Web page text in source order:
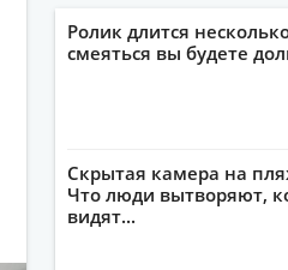
Ролик длится
смеяться вы будете
Скрытая камера на
Что люди вытворяют,
видят...